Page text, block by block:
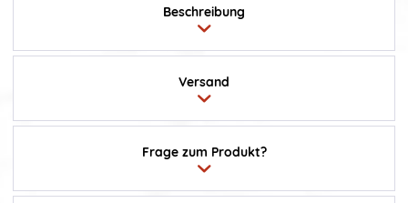
Beschreibung
Frage zum Produkt?
Versand